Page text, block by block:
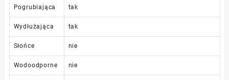
Pogrubiająca tak
Wydłużająca tak
Słońce nie
Wodoodporne nie